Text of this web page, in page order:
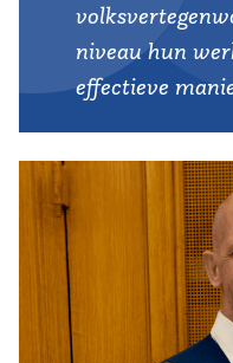
niveau hun
effectieve